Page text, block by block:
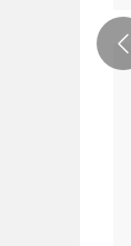
